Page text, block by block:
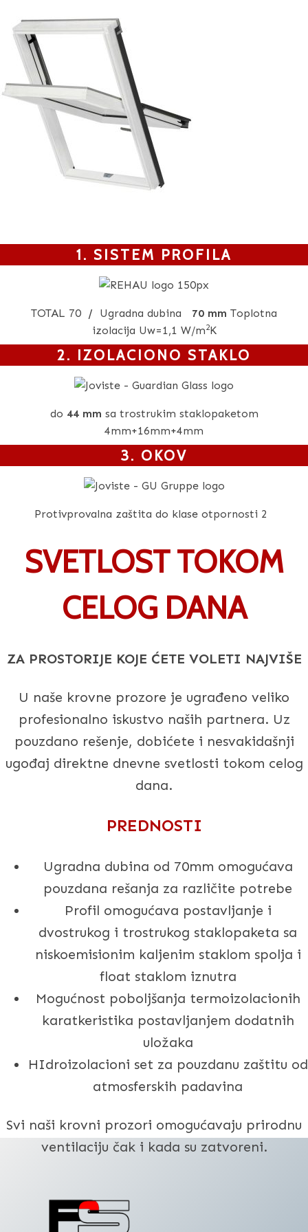
1. SISTEM PROFILA
TOTAL 70 / Ugradna dubina 70 mm Toplotna
izolacija Uw=1,1 W/m2K
2. IZOLACIONO STAKLO
do 44 mm sa trostrukim staklopaketom
4mm+16mm+4mm
3. OKOV
Protivprovalna zaštita do klase otpornosti 2
SVETLOST TOKOM
CELOG DANA
ZA PROSTORIJE KOJE ĆETE VOLETI NAJVIŠE
U naše krovne prozore je ugrađeno veliko
profesionalno iskustvo naših partnera. Uz
pouzdano rešenje, dobićete i nesvakidašnji
ugođaj direktne dnevne svetlosti tokom celog
dana.
PREDNOSTI
Ugradna dubina od 70mm omogućava
pouzdana rešanja za različite potrebe
Profil omogućava postavljanje i
dvostrukog i trostrukog staklopaketa sa
niskoemisionim kaljenim staklom spolja i
float staklom iznutra
Mogućnost poboljšanja termoizolacionih
karatkeristika postavljanjem dodatnih
uložaka
HIdroizolacioni set za pouzdanu zaštitu od
atmosferskih padavina
Svi naši krovni prozori omogućavaju prirodnu
ventilaciju čak i kada su zatvoreni.